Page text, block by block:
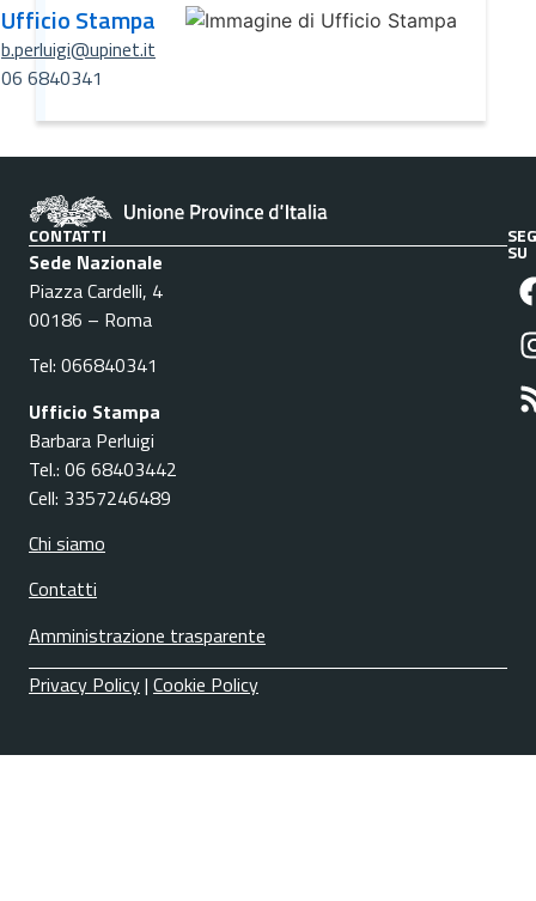
Ufficio Stampa
b.perluigi@upinet.it
06 6840341
CONTATTI
Sede Nazionale
Piazza Cardelli, 4
00186 – Roma
Tel: 066840341
Ufficio Stampa
Barbara Perluigi
Tel.: 06 68403442
Cell: 3357246489
Chi siamo
Contatti
Amministrazione trasparente
SU
Privacy Policy| Cookie Policy